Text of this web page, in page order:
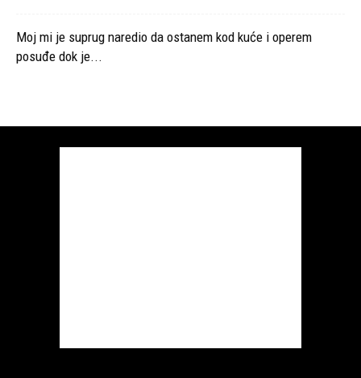
Moj mi je suprug naredio da ostanem kod kuće i operem
posuđe dok je...